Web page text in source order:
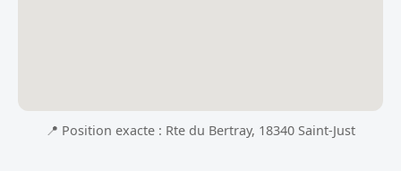
📍 Position exacte : Rte du Bertray, 18340 Saint-Just